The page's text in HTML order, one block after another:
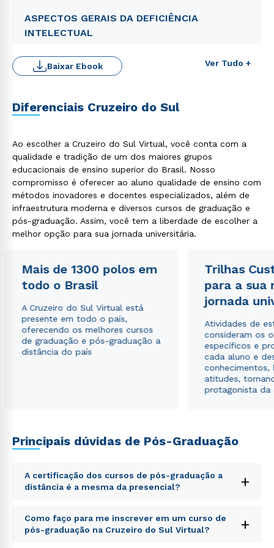
ASPECTOS GERAIS DA DEFICIÊNCIA
INTELECTUAL
Ver Tudo +
Baixar Ebook
Diferenciais Cruzeiro do Sul
Ao escolher a Cruzeiro do Sul Virtual, você conta com a
qualidade e tradição de um dos maiores grupos
educacionais de ensino superior do Brasil. Nosso
compromisso é oferecer ao aluno qualidade de ensino com
métodos inovadores e docentes especializados, além de
infraestrutura moderna e diversos cursos de graduação e
pós-graduação. Assim, você tem a liberdade de escolher a
melhor opção para sua jornada universitária.
Mais de 1300 polos em
todo o Brasil
A Cruzeiro do Sul Virtual está
presente em todo o país,
oferecendo os melhores cursos
de graduação e pós-graduação a
distância do país
Trilhas
para a sua
jornada
Atividades de
consideram os
específicos e
cada aluno e
conhecimentos,
atitudes,
protagonista da
Principais dúvidas de Pós-Graduação
A certificação dos cursos de pós-graduação a
distância é a mesma da presencial?
+
Sed ut perspiciatis unde omnis iste natus error sit
voluptatem accusantium doloremque laudantium,
totam rem aperiam, eaque ipsa quae ab illo inventore
Como faço para me inscrever em um curso de
pós-graduação na Cruzeiro do Sul Virtual?
+
Rápido e fácil
WhatsApp
ou
Estou de acordo com a Política de Privacidade.e
autorizo que meus dados sejam utilizados para o
envio de conteúdos da Cruzeiro do Sul.